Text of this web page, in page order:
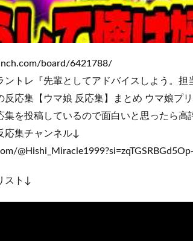
board/6421788/
ントレ『先輩としてアドバイスしよう。
反応集【ウマ娘 反応集】まとめ ウマ娘プ
集を投稿しているので面白いと思ったら高
応集チャンネル↓
スト↓